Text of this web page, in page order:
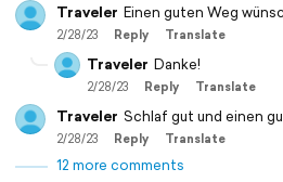
Traveler Einen guten Weg
2/28/23 Reply Translate
Traveler Danke!
2/28/23 Reply Translate
Traveler Schlaf gut und einen
2/28/23 Reply Translate
12 more comments